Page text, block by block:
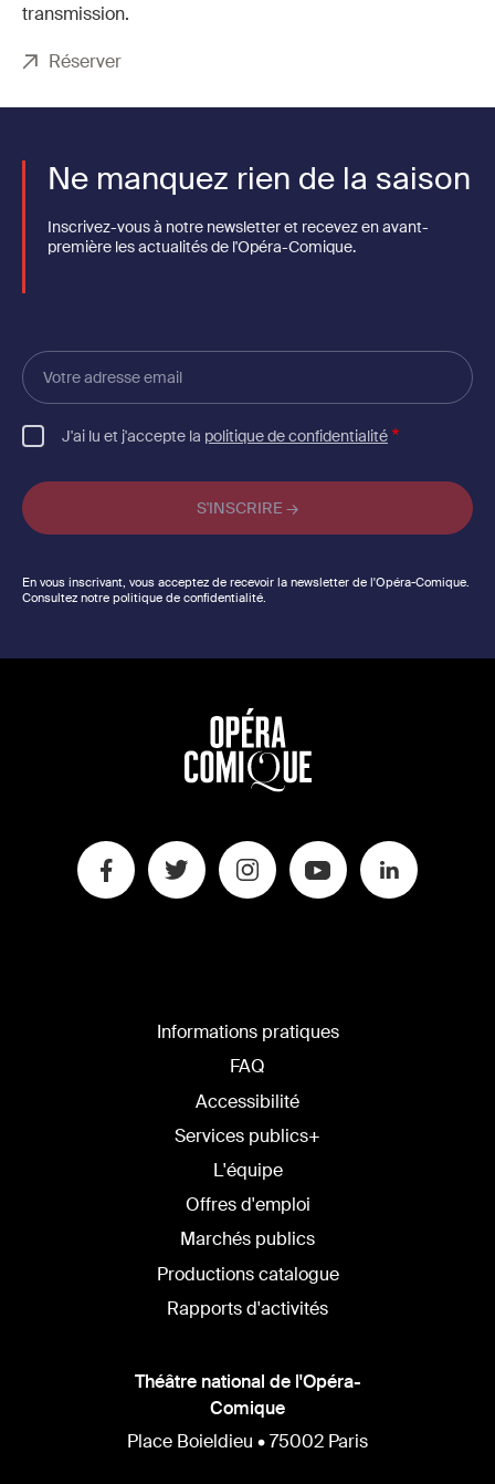
transmission.
Réserver
Ne manquez rien de la saison
Inscrivez-vous à notre newsletter et recevez en avant-
première les actualités de l'Opéra-Comique.
Votre
adresse
email
J'ai lu et j'accepte la politique de confidentialité
En vous inscrivant, vous acceptez de recevoir la newsletter de l'Opéra-Comique.
Consultez notre politique de confidentialité.
Informations pratiques
FAQ
Accessibilité
Services publics+
L'équipe
Offres d'emploi
Marchés publics
Productions catalogue
Rapports d'activités
Théâtre national de l'Opéra-
Comique
Place Boieldieu • 75002 Paris